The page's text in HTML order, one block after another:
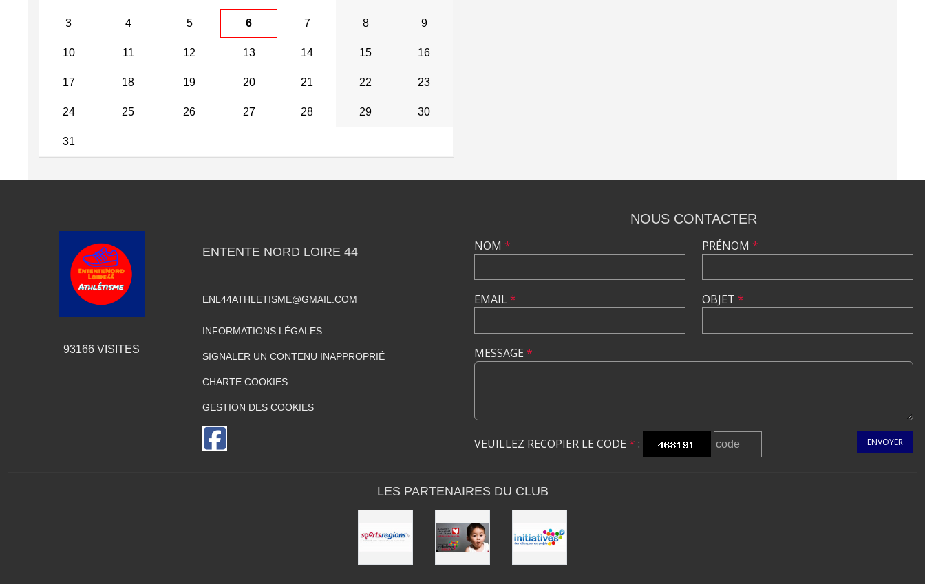
3 4 5 6 7 8 9
10 11 12 13 14 15 16
17 18 19 20 21 22 23
24 25 26 27 28 29 30
31
93166VISITES
ENTENTE NORD LOIRE 44
ENL44ATHLETISME@GMAIL.COM
INFORMATIONS LÉGALES
SIGNALER UN CONTENU INAPPROPRIÉ
CHARTE COOKIES
GESTION DES COOKIES
NOUS CONTACTER
NOM *
EMAIL*
PRÉNOM *
OBJET *
MESSAGE *
VEUILLEZ RECOPIER LE CODE * : ENVOYER
LES PARTENAIRES DU CLUB